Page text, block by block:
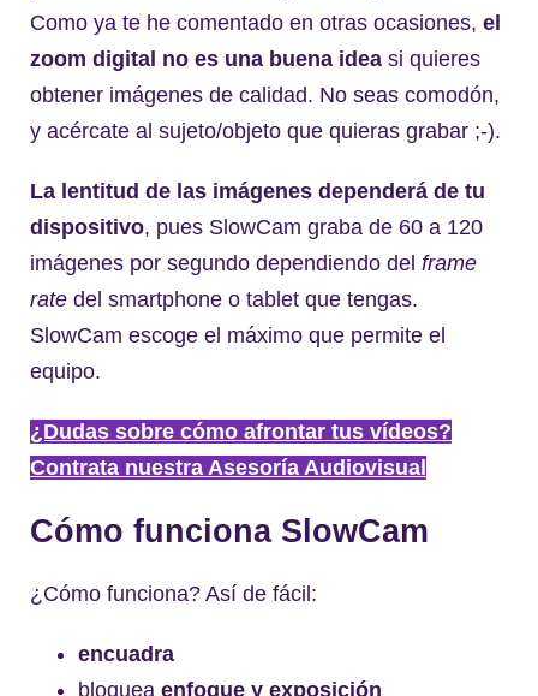
Como ya te he comentado en otras ocasiones, el
zoom digital no es una buena idea si quieres
obtener imágenes de calidad. No seas comodón,
y acércate al sujeto/objeto que quieras grabar ;-).
La lentitud de las imágenes dependerá de tu
dispositivo, pues SlowCam graba de 60 a 120
imágenes por segundo dependiendo del frame
rate del smartphone o tablet que tengas.
SlowCam escoge el máximo que permite el
equipo.
¿Dudas sobre cómo afrontar tus vídeos?
Contrata nuestra Asesoría Audiovisual
Cómo funciona SlowCam
¿Cómo funciona? Así de fácil:
encuadra
bloquea enfoque y exposición